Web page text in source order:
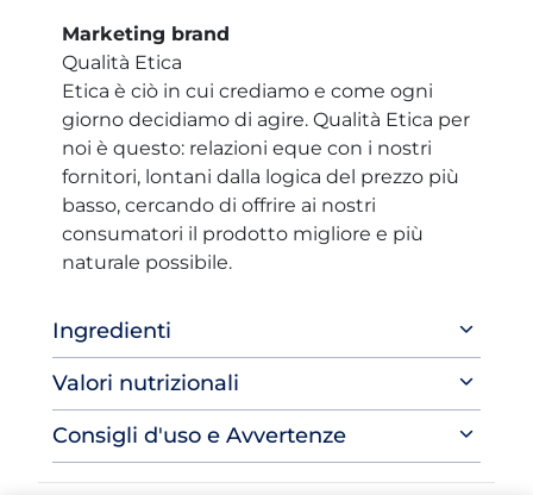
Marketing brand
Qualità Etica
Etica è ciò in cui crediamo e come ogni
giorno decidiamo di agire. Qualità Etica per
noi è questo: relazioni eque con i nostri
fornitori, lontani dalla logica del prezzo più
basso, cercando di offrire ai nostri
consumatori il prodotto migliore e più
naturale possibile.
Ingredienti
Valori nutrizionali
Consigli d'uso e Avvertenze